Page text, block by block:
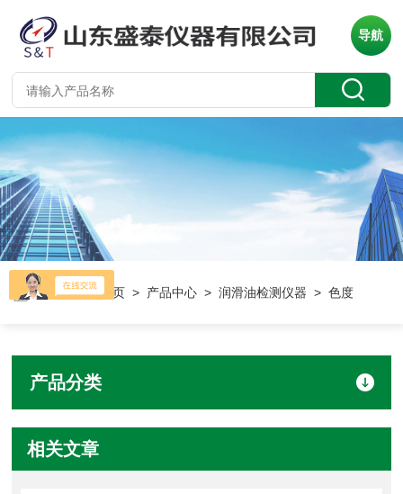
导航
当前位置：首页 > 产品中心 >润滑油检测仪器 > 色度
产品分类
相关文章